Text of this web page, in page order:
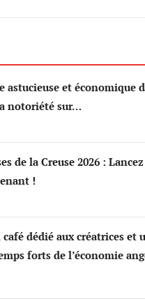
astucieuse et économique
notoriété sur…
de la Creuse 2026 :
!
dédié aux créatrices et
forts de l’économie